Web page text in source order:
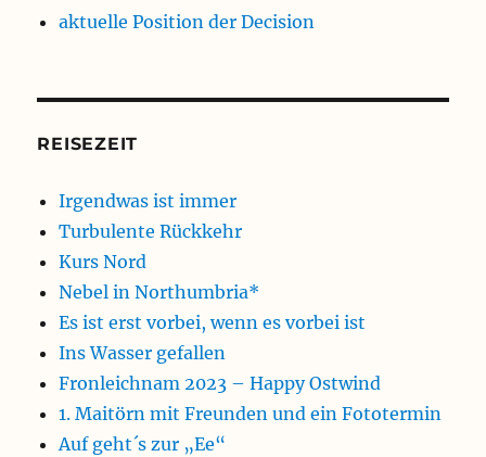
aktuelle Position der Decision
REISEZEIT
Irgendwas ist immer
Turbulente Rückkehr
Kurs Nord
Nebel in Northumbria*
Es ist erst vorbei, wenn es vorbei ist
Ins Wasser gefallen
Fronleichnam 2023 – Happy Ostwind
1. Maitörn mit Freunden und ein Fototermin
Auf geht´s zur „Ee“